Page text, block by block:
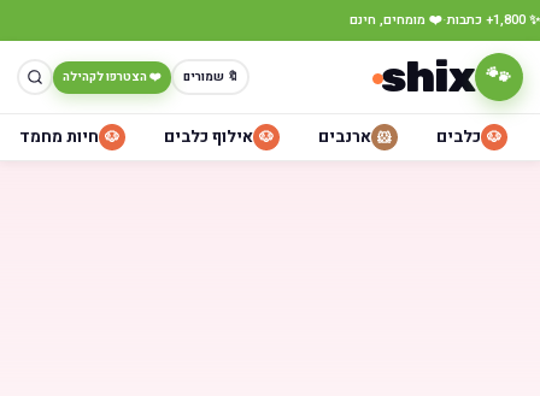
✨ 1,800+ כתבות ·❤️ מומחים, חינם
🐾
shix 🔖 שמורים ❤️ הצטרפו לקהילה
🐶 כלבים 🐹 ארנבים 🐶 אילוף כלבים 🐶 חיות מחמד